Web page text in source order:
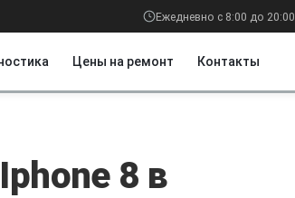
Ежедневно с 8:00 до 20:00
Цены на ремонт Контакты
8 в